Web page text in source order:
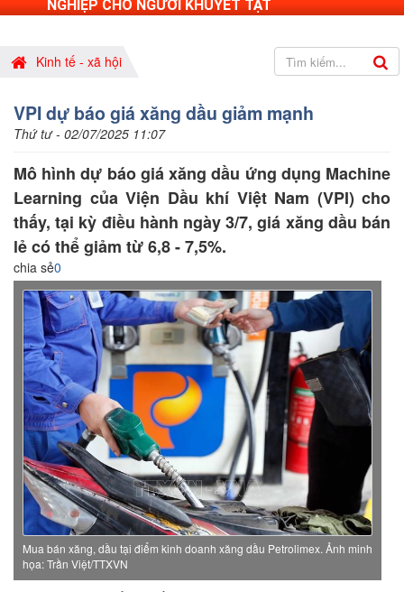
NGHIỆP CHO NGƯỜI KHUYẾT TẬT
Kinh tế - xã hội
VPI dự báo giá xăng dầu giảm mạnh
Thứ tư - 02/07/2025 11:07
Mô hình dự báo giá xăng dầu ứng dụng Machine
Learning của Viện Dầu khí Việt Nam (VPI) cho
thấy, tại kỳ điều hành ngày 3/7, giá xăng dầu bán
lẻ có thể giảm từ 6,8 - 7,5%.
chia sẻ0
Mua bán xăng, dầu tại điểm kinh doanh xăng dầu Petrolimex. Ảnh minh
họa: Trần Việt/TTXVN